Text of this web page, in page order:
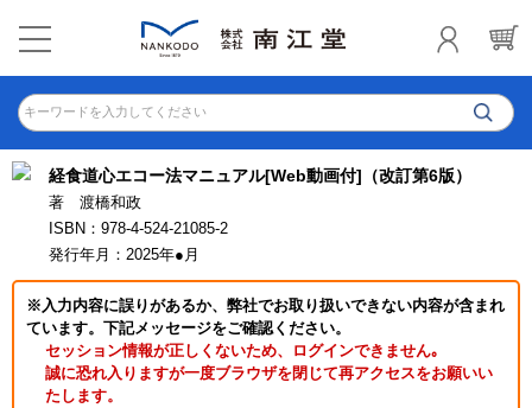
キーワードを入力してください
経食道心エコー法マニュアル[Web動画付]（改訂第6版）
著 渡橋和政
ISBN：978-4-524-21085-2
発行年月：2025年●月
※入力内容に誤りがあるか、弊社でお取り扱いできない内容が含まれ
ています。下記メッセージをご確認ください。
セッション情報が正しくないため、ログインできません｡
誠に恐れ入りますが一度ブラウザを閉じて再アクセスをお願いい
たします。